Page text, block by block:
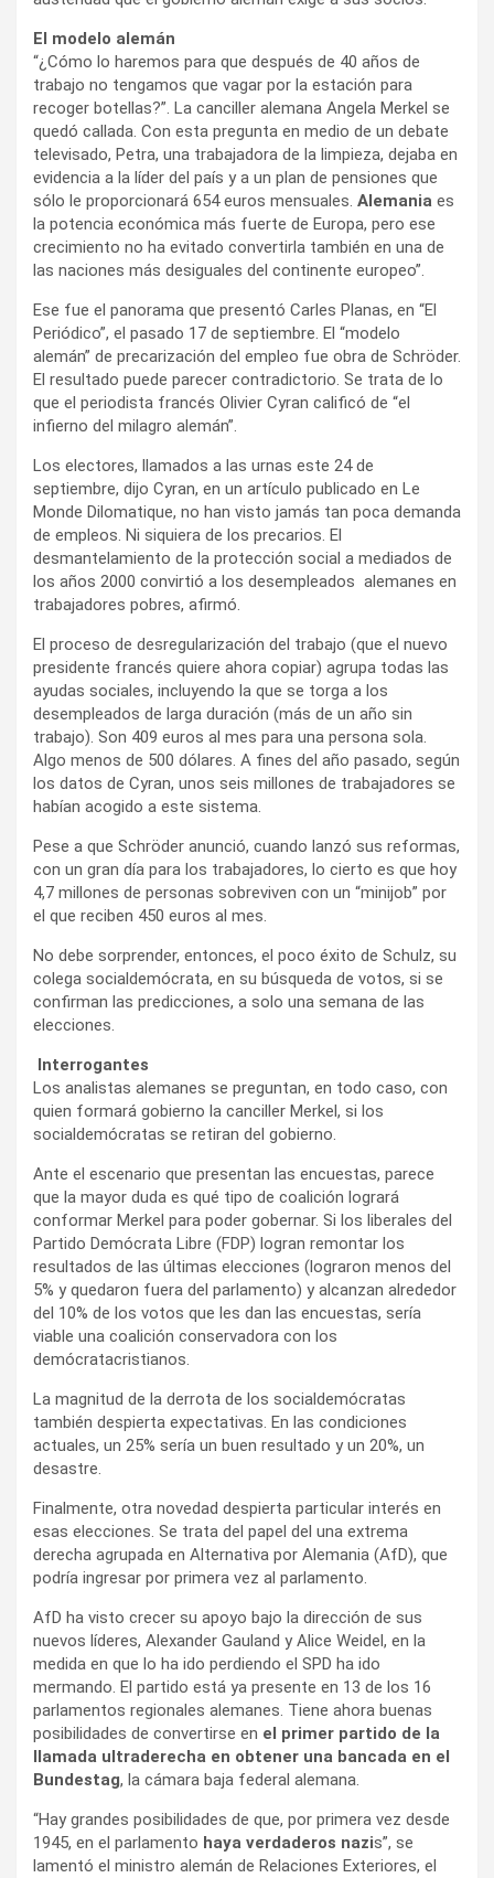
El modelo alemán
“¿Cómo lo haremos para que después de 40 años de
trabajo no tengamos que vagar por la estación para
recoger botellas?”. La canciller alemana Angela Merkel se
quedó callada. Con esta pregunta en medio de un debate
televisado, Petra, una trabajadora de la limpieza, dejaba en
evidencia a la líder del país y a un plan de pensiones que
sólo le proporcionará 654 euros mensuales. Alemania es
la potencia económica más fuerte de Europa, pero ese
crecimiento no ha evitado convertirla también en una de
las naciones más desiguales del continente europeo”.
Ese fue el panorama que presentó Carles Planas, en “El
Periódico”, el pasado 17 de septiembre. El “modelo
alemán” de precarización del empleo fue obra de Schröder.
El resultado puede parecer contradictorio. Se trata de lo
que el periodista francés Olivier Cyran calificó de “el
infierno del milagro alemán”.
Los electores, llamados a las urnas este 24 de
septiembre, dijo Cyran, en un artículo publicado en Le
Monde Dilomatique, no han visto jamás tan poca demanda
de empleos. Ni siquiera de los precarios. El
desmantelamiento de la protección social a mediados de
los años 2000 convirtió a los desempleados alemanes en
trabajadores pobres, afirmó.
El proceso de desregularización del trabajo (que el nuevo
presidente francés quiere ahora copiar) agrupa todas las
ayudas sociales, incluyendo la que se torga a los
desempleados de larga duración (más de un año sin
trabajo). Son 409 euros al mes para una persona sola.
Algo menos de 500 dólares. A fines del año pasado, según
los datos de Cyran, unos seis millones de trabajadores se
habían acogido a este sistema.
Pese a que Schröder anunció, cuando lanzó sus reformas,
con un gran día para los trabajadores, lo cierto es que hoy
4,7 millones de personas sobreviven con un “minijob” por
el que reciben 450 euros al mes.
No debe sorprender, entonces, el poco éxito de Schulz, su
colega socialdemócrata, en su búsqueda de votos, si se
confirman las predicciones, a solo una semana de las
elecciones.
Interrogantes
Los analistas alemanes se preguntan, en todo caso, con
quien formará gobierno la canciller Merkel, si los
socialdemócratas se retiran del gobierno.
Ante el escenario que presentan las encuestas, parece
que la mayor duda es qué tipo de coalición logrará
conformar Merkel para poder gobernar. Si los liberales del
Partido Demócrata Libre (FDP) logran remontar los
resultados de las últimas elecciones (lograron menos del
5% y quedaron fuera del parlamento) y alcanzan alrededor
del 10% de los votos que les dan las encuestas, sería
viable una coalición conservadora con los
demócratacristianos.
La magnitud de la derrota de los socialdemócratas
también despierta expectativas. En las condiciones
actuales, un 25% sería un buen resultado y un 20%, un
desastre.
Finalmente, otra novedad despierta particular interés en
esas elecciones. Se trata del papel del una extrema
derecha agrupada en Alternativa por Alemania (AfD), que
podría ingresar por primera vez al parlamento.
AfD ha visto crecer su apoyo bajo la dirección de sus
nuevos líderes, Alexander Gauland y Alice Weidel, en la
medida en que lo ha ido perdiendo el SPD ha ido
mermando. El partido está ya presente en 13 de los 16
parlamentos regionales alemanes. Tiene ahora buenas
posibilidades de convertirse en el primer partido de la
llamada ultraderecha en obtener una bancada en el
Bundestag, la cámara baja federal alemana.
“Hay grandes posibilidades de que, por primera vez desde
1945, en el parlamento haya verdaderos nazis”, se
lamentó el ministro alemán de Relaciones Exteriores, el